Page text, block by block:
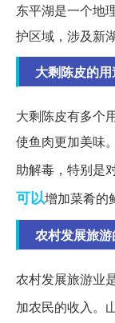
东平湖是一个地
护区域，涉及新
大剩陈皮的
大剩陈皮有多个
使鱼肉更加美味
助解毒，特别是
可以增加菜肴的
农村发展旅
农村发展旅游业
加农民的收入。